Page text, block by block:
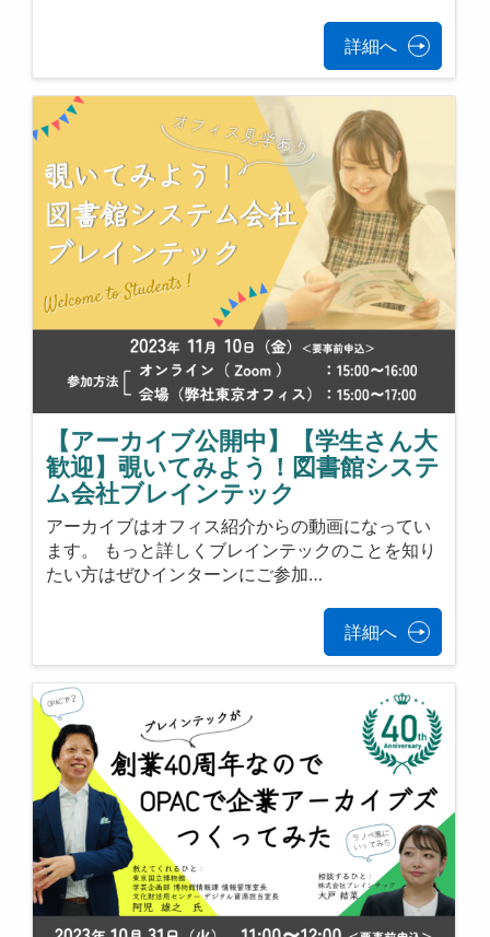
詳細へ
【アーカイブ公開中】【学生さん大
歓迎】覗いてみよう！図書館システ
ム会社ブレインテック
アーカイブはオフィス紹介からの動画になってい
ます。 もっと詳しくブレインテックのことを知り
たい方はぜひインターンにご参加…
詳細へ